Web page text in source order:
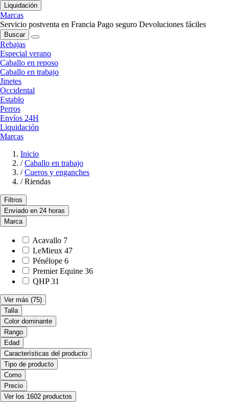
Liquidación
Marcas
Servicio postventa en Francia Pago seguro Devoluciones fáciles
Buscar
Rebajas
Especial verano
Caballo en reposo
Caballo en trabajo
Jinetes
Occidental
Establo
Perros
Envíos 24H
Liquidación
Marcas
Inicio
/ Caballo en trabajo
/ Cueros y enganches
/ Riendas
Filtros
Enviado en 24 horas
Marca
Acavallo 7
LeMieux 47
Pénélope 6
Premier Equine 36
QHP 31
Ver más (75)
Talla
Color dominante
Rango
Edad
Características del producto
Tipo de producto
Como
Precio
Ver los 1602 productos